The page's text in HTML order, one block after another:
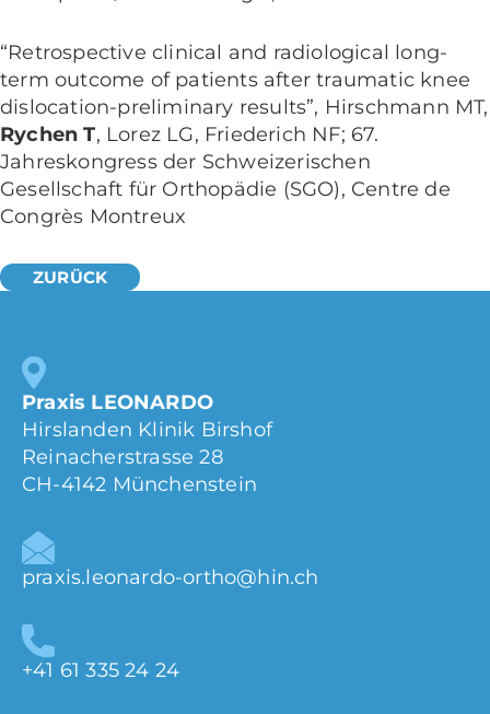
“Retrospective clinical and radiological long-
term outcome of patients after traumatic knee
dislocation-preliminary results”, Hirschmann MT,
Rychen T, Lorez LG, Friederich NF; 67.
Jahreskongress der Schweizerischen
Gesellschaft für Orthopädie (SGO), Centre de
Congrès Montreux
Praxis LEONARDO
Hirslanden Klinik Birshof
Reinacherstrasse 28
CH-4142 Münchenstein
praxis.leonardo-ortho@hin.ch
+41 61 335 24 24